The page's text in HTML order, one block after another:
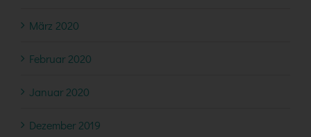
März 2020
Februar 2020
Januar 2020
Dezember 2019